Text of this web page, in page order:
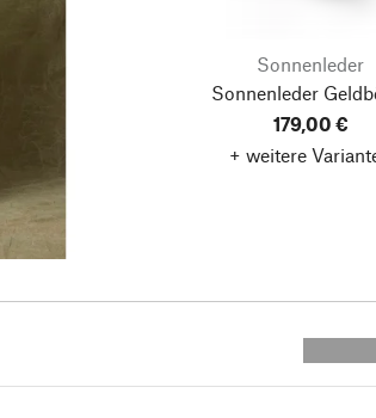
Sonnenleder
Sonnenleder
179,00 €
+ weitere